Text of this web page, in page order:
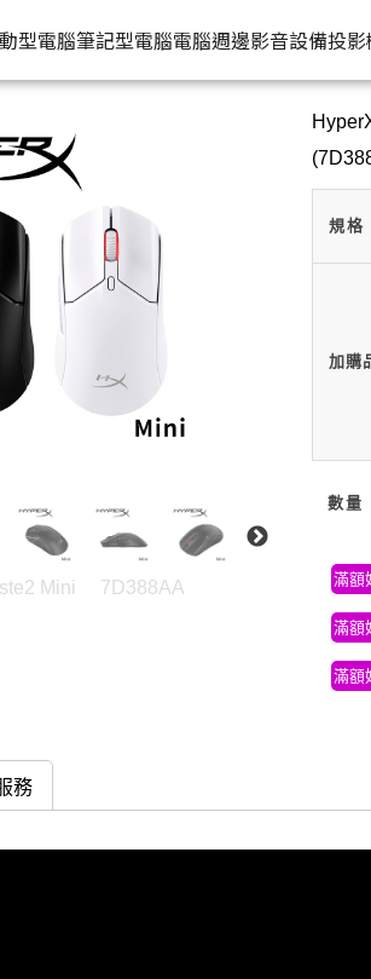
台灣原廠購物網
推薦好友
用
多功能事務機
多功能傳真事務機
單功能掃描器
其他附加功能
型電腦
型工作站電腦
筆記型電腦
皇爵系列
鑽系列
系列
Elitebook 系列
Probook 系列
電腦週邊
硬碟外接盒
影音設備
耳機
有線
無線
投影
Mini 7D388AA
規格
加購
數量
滿額
滿額
滿額
務